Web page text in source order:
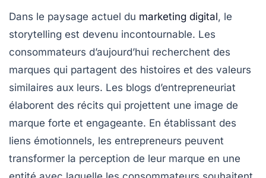
Dans le paysage actuel du marketing digital, le
storytelling est devenu incontournable. Les
consommateurs d’aujourd’hui recherchent des
marques qui partagent des histoires et des valeurs
similaires aux leurs. Les blogs d’entrepreneuriat
élaborent des récits qui projettent une image de
marque forte et engageante. En établissant des
liens émotionnels, les entrepreneurs peuvent
transformer la perception de leur marque en une